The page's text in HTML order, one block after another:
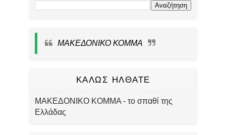
ΜΑΚΕΔΟΝΙΚΟ ΚΟΜΜΑ
ΚΑΛΩΣ ΗΛΘΑΤΕ
ΜΑΚΕΔΟΝΙΚΟ ΚΟΜΜΑ - το σπαθί της
Ελλάδας